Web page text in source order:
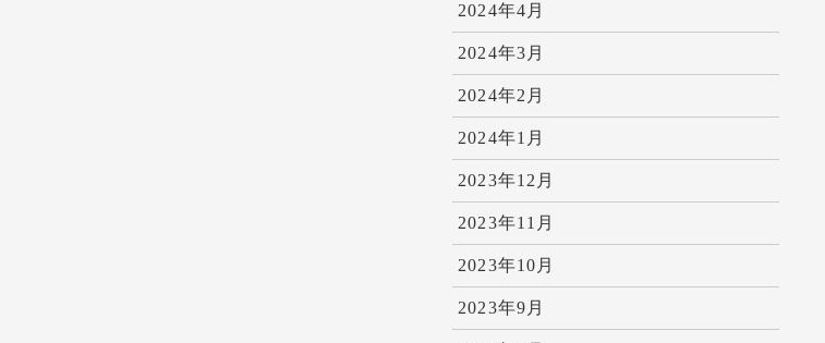
2024年4月
2024年3月
2024年2月
2024年1月
2023年12月
2023年11月
2023年10月
2023年9月